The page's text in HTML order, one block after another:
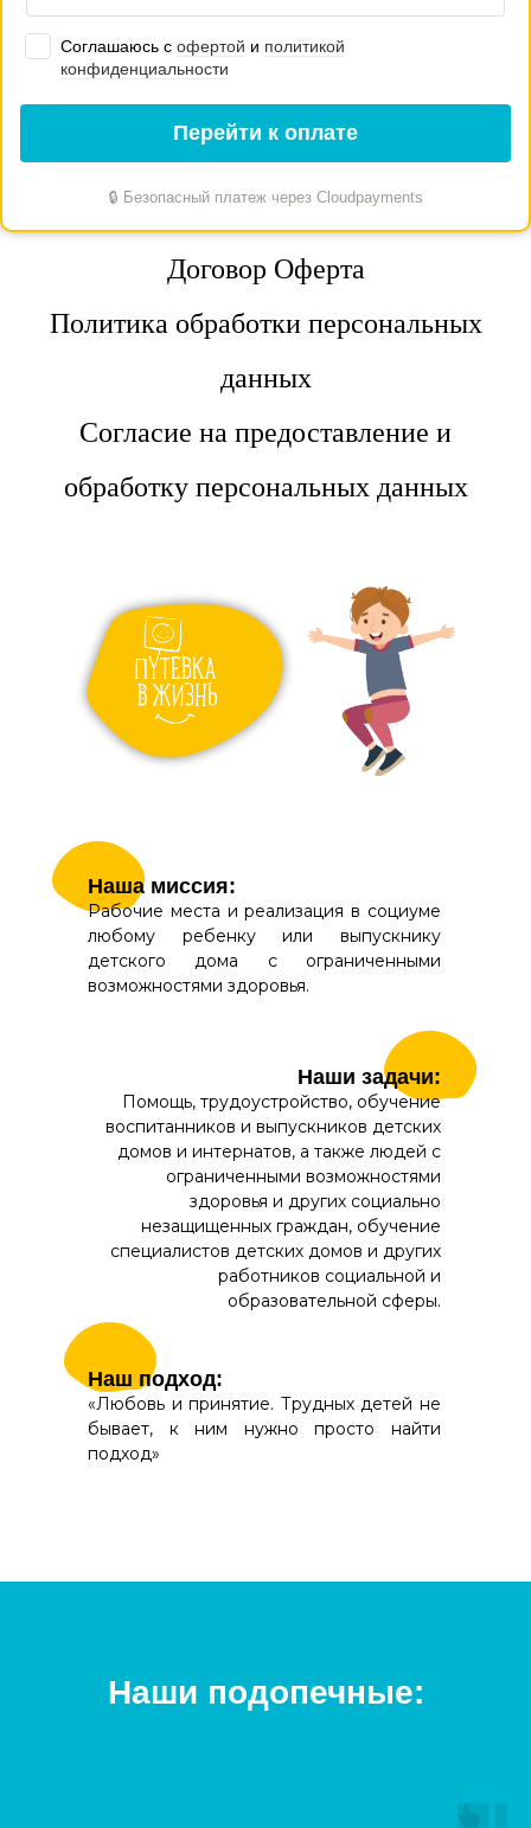
Соглашаюсь c офертой и политикой
конфиденциальности
Перейти к оплате
🔒 Безопасный платеж через Cloudpayments
Договор Оферта
Политика обработки персональных
данных
Согласие на предоставление и
обработку персональных данных
Наша миссия:
Рабочие места и реализация в социуме
любому ребенку или выпускнику
детского дома с ограниченными
возможностями здоровья.
Наши задачи:
Помощь, трудоустройство, обучение
воспитанников и выпускников детских
домов и интернатов, а также людей с
ограниченными возможностями
здоровья и других социально
незащищенных граждан, обучение
специалистов детских домов и других
работников социальной и
образовательной сферы.
Наш подход:
«Любовь и принятие. Трудных детей не
бывает, к ним нужно просто найти
подход»
Наши подопечные: